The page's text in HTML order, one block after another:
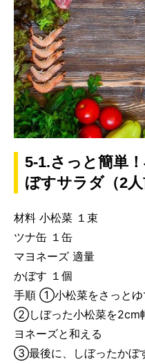
5-1.さっと簡単
ぼすサラダ（2人
材料 小松菜 １束
ツナ缶 １缶
マヨネーズ 適量
かぼす １個
手順 ①小松菜をさっとゆ
②しぼった小松菜を2cm
ヨネーズと和える
③最後に、しぼったかぼ